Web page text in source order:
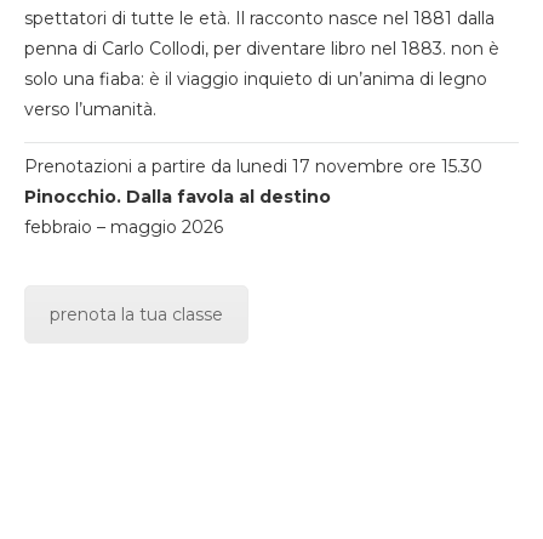
spettatori di tutte le età. Il racconto nasce nel 1881 dalla
penna di Carlo Collodi, per diventare libro nel 1883. non è
solo una fiaba: è il viaggio inquieto di un’anima di legno
verso l’umanità.
Prenotazioni a partire da lunedi 17 novembre ore 15.30
Pinocchio. Dalla favola al destino
febbraio – maggio 2026
prenota la tua classe